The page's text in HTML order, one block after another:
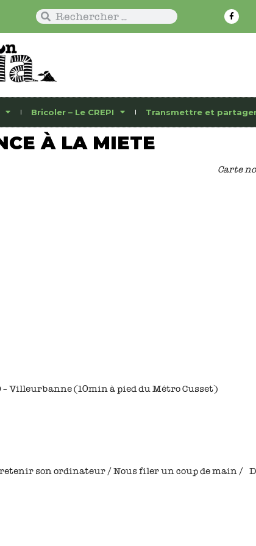
Bricoler – Le CREPI Transmettre et
À LA MIETE
Carte
– Villeurbanne (10min à pied du Métro Cusset)
son ordinateur / Nous filer un coup de main /